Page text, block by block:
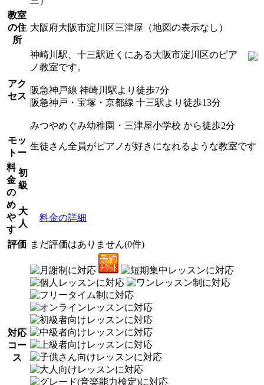
教室
の住
所
大阪府大阪市淀川区三津屋（地図の表示なし）
アク
セス
神崎川駅、十三駅近くにある大阪市淀川区のピア
ノ教室です。
阪急神戸線 神崎川駅より徒歩7分
阪急神戸・宝塚・京都線 十三駅より徒歩13分
みつやめぐみ幼稚園・三津屋小学校 から徒歩2分
モッ
トー
生徒さん全員がピアノが好きになれるような教室です
料
金
の
め
や
す
初
級
大
人
料金の詳細
評価 まだ評価はありません(0件)
対応
コー
ス